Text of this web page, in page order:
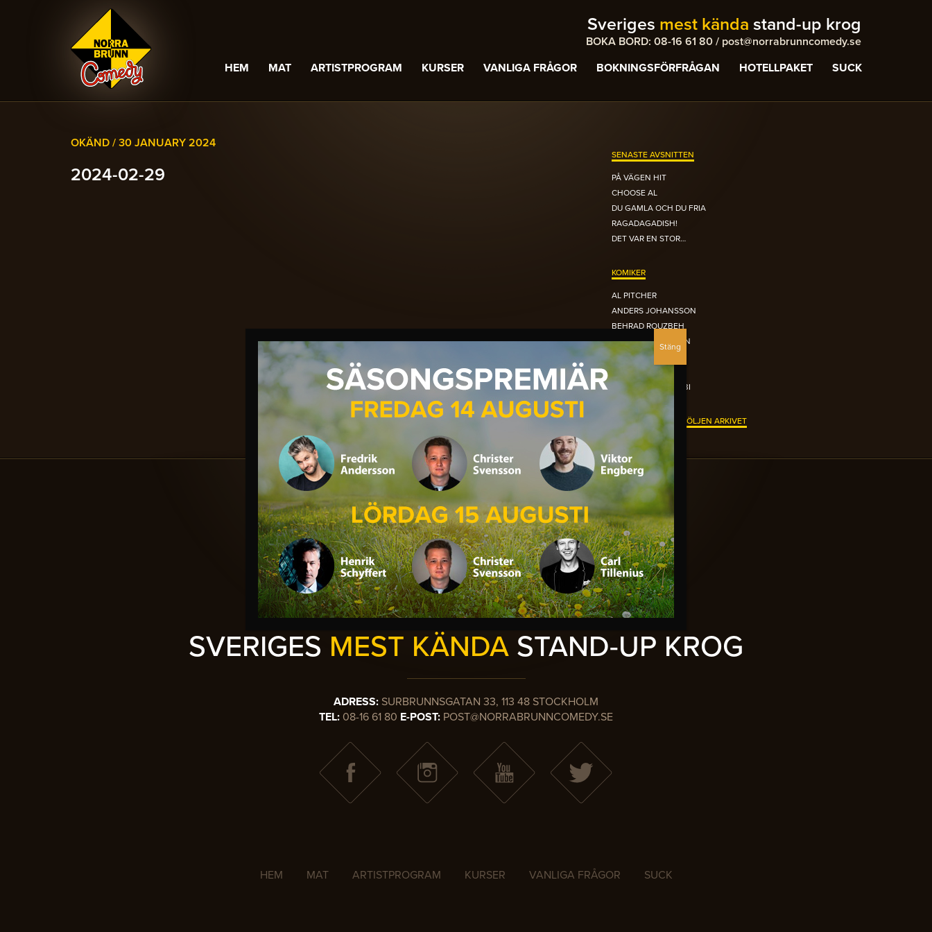
Sveriges mest kända stand-up krog
BOKA BORD: 08-16 61 80 / post@norrabrunncomedy.se
HEM
MAT ARTISTPROGRAM KURSER VANLIGA FRÅGOR BOKNINGSFÖRFRÅGAN HOTELLPAKET SUCK
OKÄND / 30 JANUARY 2024
2024-02-29
SENASTE AVSNITTEN
PÅ VÄGEN HIT
CHOOSE AL
DU GAMLA OCH DU FRIA
RAGADAGADISH!
DET VAR EN STOR…
KOMIKER
AL PITCHER
ANDERS JOHANSSON
BEHRAD ROUZBEH
NIKLAS ANDERSSON
NOUR EL-REFAI
PETTER BRISTAV
SIMON GARSHASEBI
DEN ORANGEA FÅTÖLJEN ARKIVET
OCTOBER 2015
SVERIGES MEST KÄNDA STAND-UP KROG
ADRESS: SURBRUNNSGATAN 33, 113 48 STOCKHOLM
TEL: 08-16 61 80 E-POST: POST@NORRABRUNNCOMEDY.SE
HEM MAT ARTISTPROGRAM KURSER VANLIGA FRÅGOR SUCK